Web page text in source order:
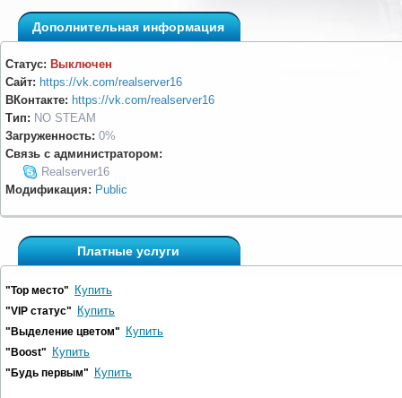
Дополнительная информация
Статус: Выключен
Сайт: https://vk.com/realserver16
ВКонтакте: https://vk.com/realserver16
Тип: NO STEAM
Загруженность: 0%
Связь с администратором:
Realserver16
Модификация: Public
Платные услуги
"Top место" Купить
"VIP статус" Купить
"Выделение цветом" Купить
"Boost" Купить
"Будь первым" Купить